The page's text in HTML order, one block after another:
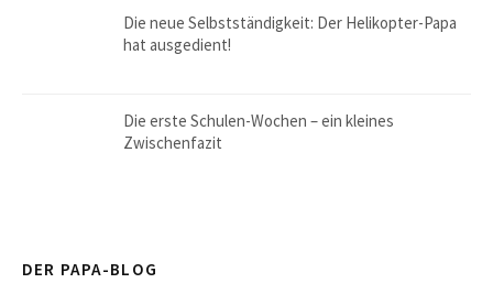
Die neue Selbstständigkeit: Der Helikopter-Papa
hat ausgedient!
Die erste Schulen-Wochen – ein kleines
Zwischenfazit
DER PAPA-BLOG